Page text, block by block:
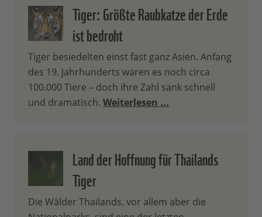
Tiger: Größte Raubkatze der Erde
ist bedroht
Tiger besiedelten einst fast ganz Asien. Anfang
des 19. Jahrhunderts waren es noch circa
100.000 Tiere – doch ihre Zahl sank schnell
und dramatisch. Weiterlesen ...
Land der Hoffnung für Thailands
Tiger
Die Wälder Thailands, vor allem aber die